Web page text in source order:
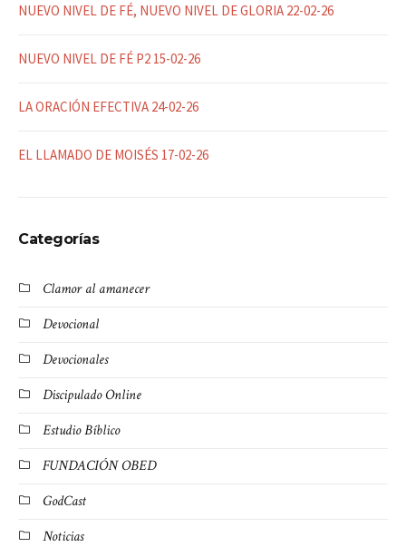
NUEVO NIVEL DE FÉ, NUEVO NIVEL DE GLORIA 22-02-26
NUEVO NIVEL DE FÉ P2 15-02-26
LA ORACIÓN EFECTIVA 24-02-26
EL LLAMADO DE MOISÉS 17-02-26
Categorías
Clamor al amanecer
Devocional
Devocionales
Discipulado Online
Estudio Bíblico
FUNDACIÓN OBED
GodCast
Noticias